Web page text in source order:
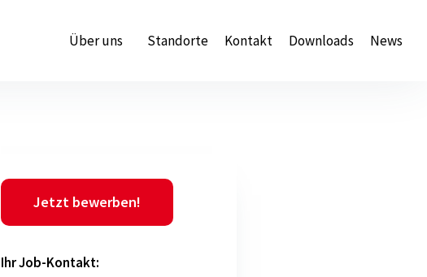
Über uns Standorte Kontakt Downloads News
Jetzt bewerben!
Ihr Job-Kontakt: